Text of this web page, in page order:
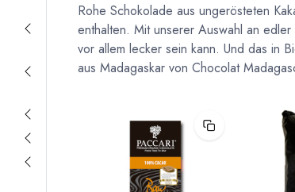
Rohe Schokolade aus ungerösteten
enthalten. Mit unserer Auswahl an
vor allem lecker sein kann. Und das in
aus Madagaskar von Chocolat